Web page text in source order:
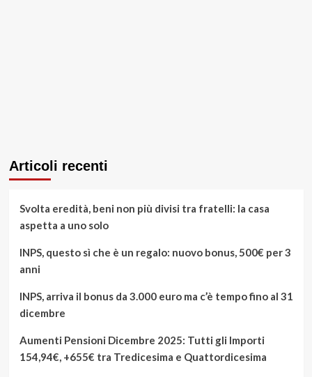
Articoli recenti
Svolta eredità, beni non più divisi tra fratelli: la casa
aspetta a uno solo
INPS, questo sì che è un regalo: nuovo bonus, 500€ per 3
anni
INPS, arriva il bonus da 3.000 euro ma c’è tempo fino al 31
dicembre
Aumenti Pensioni Dicembre 2025: Tutti gli Importi
154,94€, +655€ tra Tredicesima e Quattordicesima